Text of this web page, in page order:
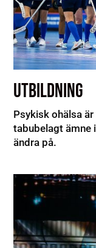
UTBILDNING
Psykisk ohälsa
tabubelagt ämne
ändra på.